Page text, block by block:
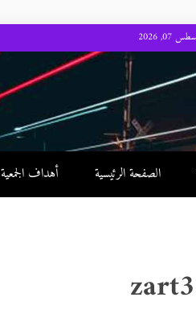
07, 2026
الصفحة الرئيسية أهداف الجمعية